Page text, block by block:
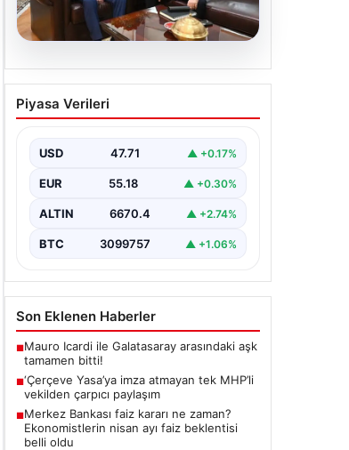
06.08.2026
‘Çerçeve Yasa’ya imza
atmayan tek MHP’li
Piyasa Verileri
USD 47.71 ▲ +0.17%
EUR 55.18 ▲ +0.30%
ALTIN 6670.4 ▲ +2.74%
BTC 3099757 ▲ +1.06%
Son Eklenen Haberler
■Mauro Icardi ile Galatasaray arasındaki aşk
tamamen bitti!
■‘Çerçeve Yasa’ya imza atmayan tek MHP’li
vekilden çarpıcı paylaşım
■Merkez Bankası faiz kararı ne zaman?
Ekonomistlerin nisan ayı faiz beklentisi
belli oldu